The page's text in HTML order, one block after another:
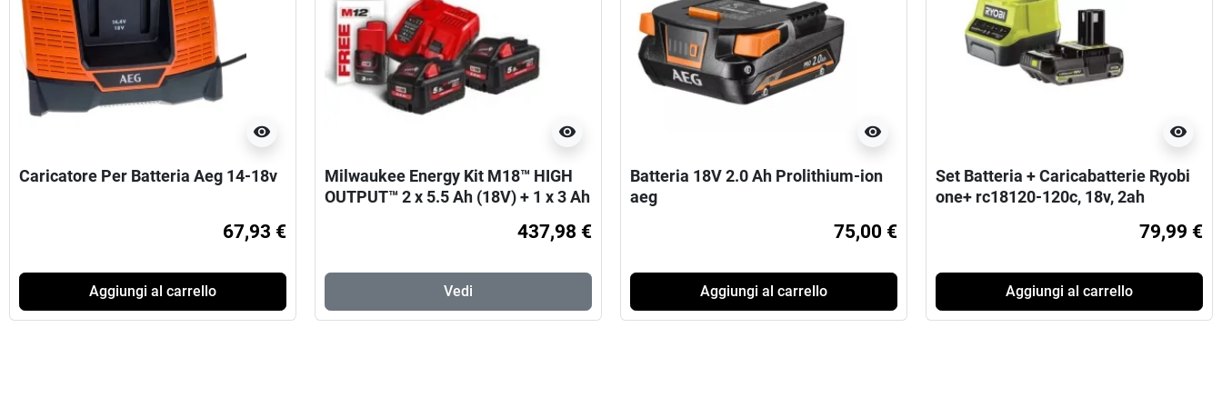
visibility
Caricatore Per Batteria Aeg 14-18v
67,93 €
Aggiungi al carrello
visibility
Milwaukee Energy Kit M18™ HIGH
OUTPUT™ 2 x 5.5 Ah (18V) + 1 x 3 Ah
437,98 €
Vedi
visibility
Batteria 18V 2.0 Ah Prolithium-ion
aeg
75,00 €
Aggiungi al carrello
visibility
Set Batteria + Caricabatterie Ryobi
one+ rc18120-120c, 18v, 2ah
79,99 €
Aggiungi al carrello